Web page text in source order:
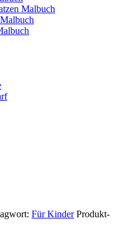
Malbuch
Für Kinder Produkt-